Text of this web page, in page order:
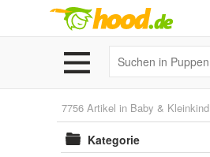
7756 Artikel in Baby & Kleinkind
Kategorie